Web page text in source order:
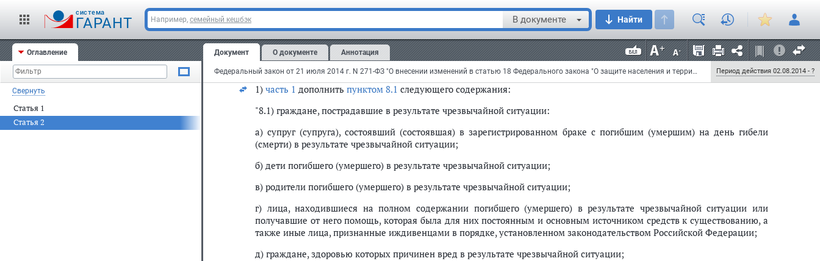
cистема
ГАРАНТ Например, семейный кешбэк В документе Найти
Оглавление
Свернуть
Статья 1
Статья 2
Документ О документе Аннотация
Федеральный закон от 21 июля 2014 г. N 271-ФЗ "О внесении изменений в статью 18 Федерального закона "О защите населения и территорий от чрезвычайных ситуаций природного и техногенного характера" и статью 20 Федерального закона "О бесплатной юридической помощи в Российской Федерации" Период действия 02.08.2014 - ?
Внести встатью 20Федерального закона от 21 ноября 2011 года N 324-ФЗ "О бесплатной юридической помощи в
Российской Федерации" (Собрание законодательства Российской Федерации, 2011, N 48, ст. 6725; 2013, N 27, ст. 3459;
N 52, ст. 6962) следующие изменения:
1) часть 1 дополнить пунктом 8.1 следующего содержания:
"8.1) граждане, пострадавшие в результате чрезвычайной ситуации:
а) супруг (супруга), состоявший (состоявшая) в зарегистрированном браке с погибшим (умершим) на день гибели
(смерти) в результате чрезвычайной ситуации;
б) дети погибшего (умершего) в результате чрезвычайной ситуации;
в) родители погибшего (умершего) в результате чрезвычайной ситуации;
г) лица, находившиеся на полном содержании погибшего (умершего) в результате чрезвычайной ситуации или
получавшие от него помощь, которая была для них постоянным и основным источником средств к существованию, а
также иные лица, признанные иждивенцами в порядке, установленном законодательством Российской Федерации;
д) граждане, здоровью которых причинен вред в результате чрезвычайной ситуации;